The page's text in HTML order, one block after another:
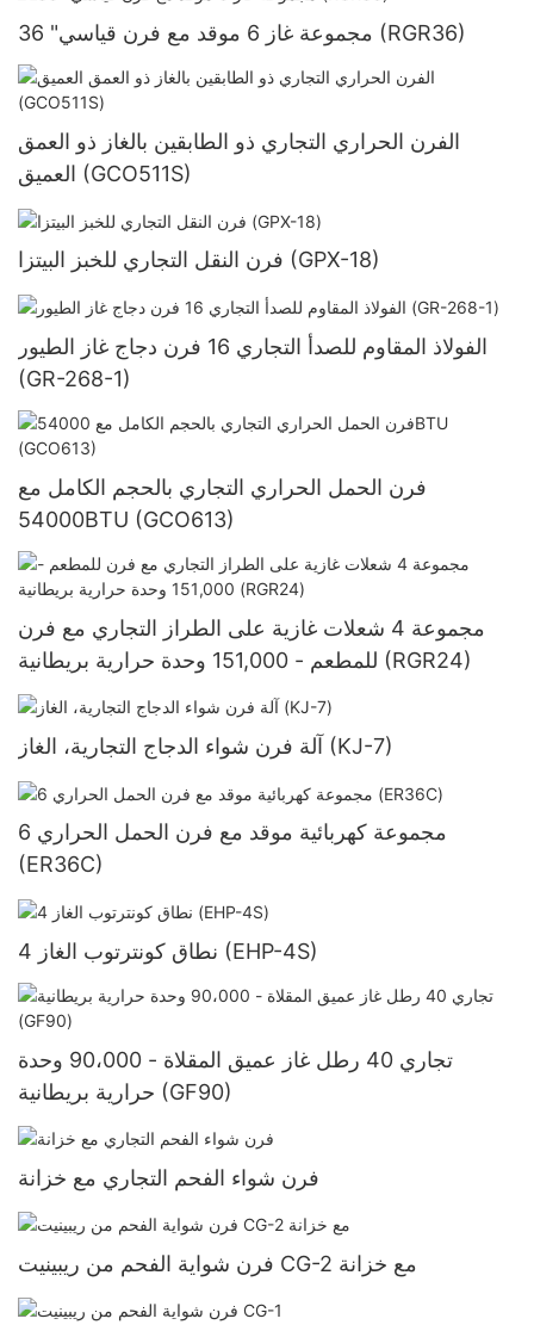
36 "مجموعة غاز 6 موقد مع فرن قياسي (RGR36)
الفرن الحراري التجاري ذو الطابقين بالغاز ذو العمق
العميق (GCO511S)
فرن النقل التجاري للخبز البيتزا (GPX-18)
الفولاذ المقاوم للصدأ التجاري 16 فرن دجاج غاز الطيور
(GR-268-1)
فرن الحمل الحراري التجاري بالحجم الكامل مع
54000BTU (GCO613)
مجموعة 4 شعلات غازية على الطراز التجاري مع فرن
للمطعم - 151,000 وحدة حرارية بريطانية (RGR24)
آلة فرن شواء الدجاج التجارية، الغاز (KJ-7)
6 مجموعة كهربائية موقد مع فرن الحمل الحراري
(ER36C)
4 نطاق كونترتوب الغاز (EHP-4S)
تجاري 40 رطل غاز عميق المقلاة - 90،000 وحدة
حرارية بريطانية (GF90)
فرن شواء الفحم التجاري مع خزانة
فرن شواية الفحم من ريبينيت CG-2 مع خزانة